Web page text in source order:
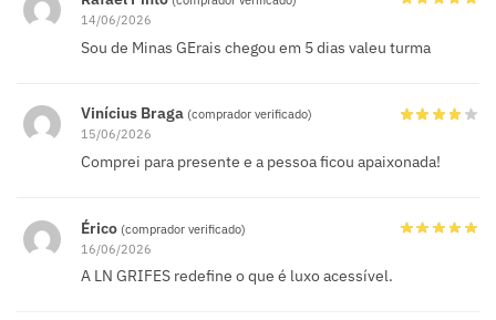
14/06/2026
Sou de Minas GErais chegou em 5 dias valeu turma
Vinícius Braga (comprador verificado)
15/06/2026
Comprei para presente e a pessoa ficou apaixonada!
Érico (comprador verificado)
16/06/2026
A LN GRIFES redefine o que é luxo acessível.